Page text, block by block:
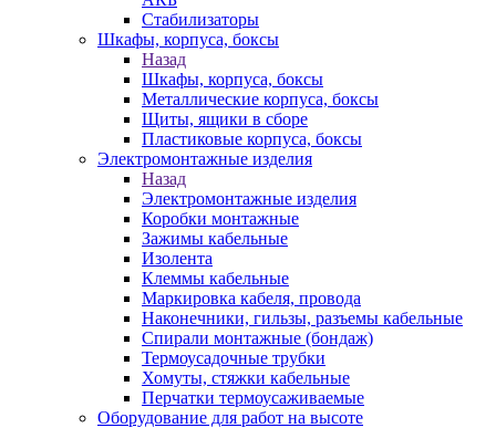
Стабилизаторы
Шкафы, корпуса, боксы
Назад
Шкафы, корпуса, боксы
Металлические корпуса, боксы
Щиты, ящики в сборе
Пластиковые корпуса, боксы
Электромонтажные изделия
Назад
Электромонтажные изделия
Коробки монтажные
Зажимы кабельные
Изолента
Клеммы кабельные
Маркировка кабеля, провода
Наконечники, гильзы, разъемы кабельные
Спирали монтажные (бондаж)
Термоусадочные трубки
Хомуты, стяжки кабельные
Перчатки термоусаживаемые
Оборудование для работ на высоте